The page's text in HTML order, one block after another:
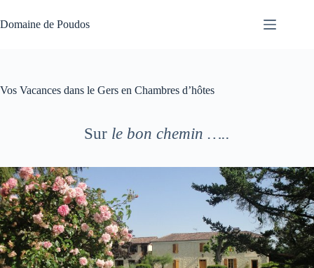
au
contenu
Domaine de Poudos
Vos Vacances dans le Gers en Chambres d’hôtes
Sur le bon chemin …..